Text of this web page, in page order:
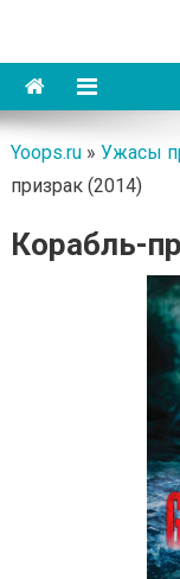
content
Yoops
Yoops.ru» Ужасы
призрак (2014)
Корабль-